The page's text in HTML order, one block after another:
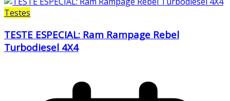
Testes
TESTE ESPECIAL: Ram Rampage Rebel
Turbodiesel 4X4